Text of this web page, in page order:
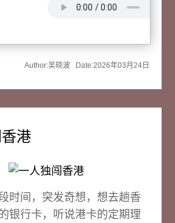
Author:吴晓波 Date:2026年03月24日
港
时间，突发奇想，想去趟香
银行卡，听说港卡的定期理